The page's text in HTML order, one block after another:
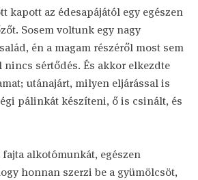
kapott az édesapájától egy egészen
Sosem voltunk egy nagy
én a magam részéről most sem
nincs sértődés. És akkor elkezdte
utánajárt, milyen eljárással is
pálinkát készíteni, ő is csinált, és
alkotómunkát, egészen
honnan szerzi be a gyümölcsöt,